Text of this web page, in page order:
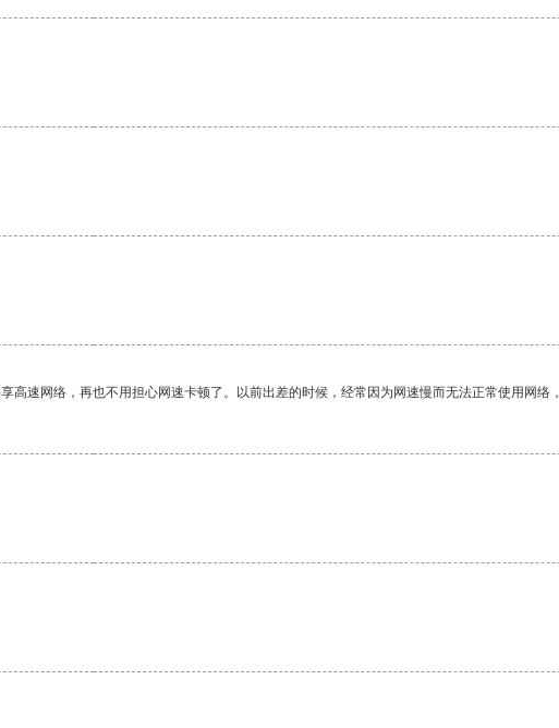
速网络，再也不用担心网速卡顿了。以前出差的时候，经常因为网速慢而无法正常使用网络